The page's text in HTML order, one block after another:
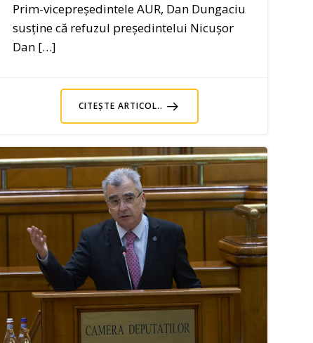
Prim-vicepreședintele AUR, Dan Dungaciu
susține că refuzul președintelui Nicușor
Dan […]
CITEȘTE ARTICOL..